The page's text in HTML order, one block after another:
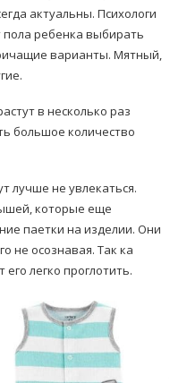
актуальны. Психологи
ребенка выбирать
варианты. Мятный,
в несколько раз
большое количество
лучше не увлекаться.
которые еще
паетки на изделии. Они
не осознавая. Так ка
легко проглотить.